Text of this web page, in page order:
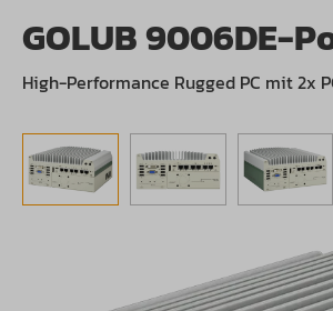
GOLUB 9006DE-
High-Performance Rugged PC mit 2x
Bildergalerie überspringen